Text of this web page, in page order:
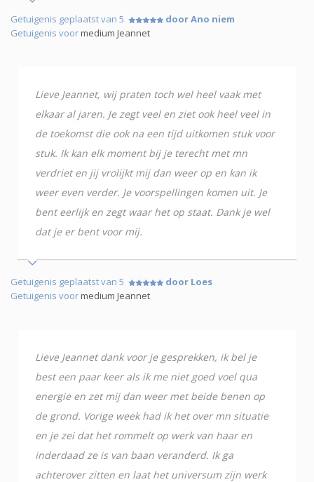
Getuigenis geplaatst van 5
door Ano niem
Getuigenis voormedium Jeannet
Lieve Jeannet, wij praten toch wel heel vaak met
elkaar al jaren. Je zegt veel en ziet ook heel veel in
de toekomst die ook na een tijd uitkomen stuk voor
stuk. Ik kan elk moment bij je terecht met mn
verdriet en jij vrolijkt mij dan weer op en kan ik
weer even verder. Je voorspellingen komen uit. Je
bent eerlijk en zegt waar het op staat. Dank je wel
dat je er bent voor mij.
Getuigenis geplaatst van 5
door Loes
Getuigenis voormedium Jeannet
Lieve Jeannet dank voor je gesprekken, ik bel je
best een paar keer als ik me niet goed voel qua
energie en zet mij dan weer met beide benen op
de grond. Vorige week had ik het over mn situatie
en je zei dat het rommelt op werk van haar en
inderdaad ze is van baan veranderd. Ik ga
achterover zitten en laat het universum zijn werk